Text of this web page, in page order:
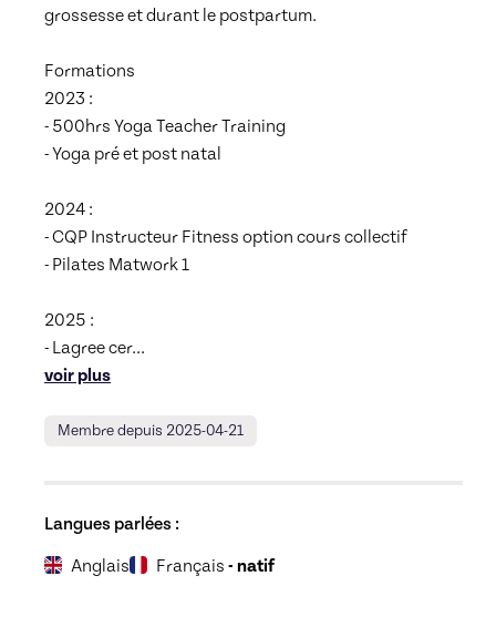
grossesse et durant le postpartum.
Formations
2023 :
- 500hrs Yoga Teacher Training
- Yoga pré et post natal
2024 :
- CQP Instructeur Fitness option cours collectif
- Pilates Matwork 1
2025 :
- Lagree cer...
voir plus
Membre depuis 2025-04-21
Langues parlées :
Anglais Français - natif